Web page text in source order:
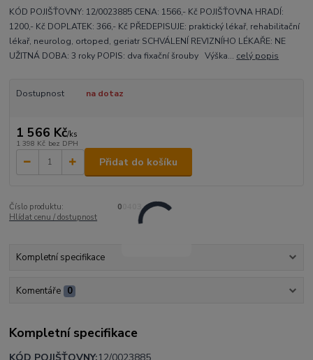
KÓD POJIŠŤOVNY: 12/0023885 CENA: 1566,- Kč POJIŠŤOVNA HRADÍ:
1200,- Kč DOPLATEK: 366,- Kč PŘEDEPISUJE: praktický lékař, rehabilitační
lékař, neurolog, ortoped, geriatr SCHVÁLENÍ REVIZNÍHO LÉKAŘE: NE
UŽITNÁ DOBA: 3 roky POPIS: dva fixační šrouby Výška... celý popis
Dostupnost na dotaz
1 566 Kč/ks
1 398 Kč bez DPH
Přidat do košíku
Číslo produktu:
00403
Hlídat cenu / dostupnost
Kompletní specifikace
Komentáře 0
Kompletní specifikace